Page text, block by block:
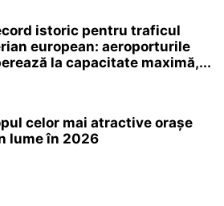
istoric pentru traficul
european: aeroporturile
la capacitate maximă,...
celor mai atractive orașe
lume în 2026